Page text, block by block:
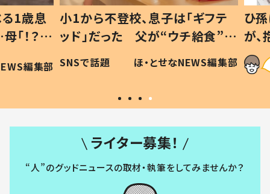
歳息
？」
編集部
小1から不登校、息子は「ギフテ
ッド」だった 父が“ウチ給食”を
作り続ける理由とは #令和の親
#令和の子
SNSで話題 ほ・とせなNEWS編集部
ひ孫
が、抱
「涙が
い」
ライター募集！
“人”のグッドニュースの取材・執筆をしてみませんか？